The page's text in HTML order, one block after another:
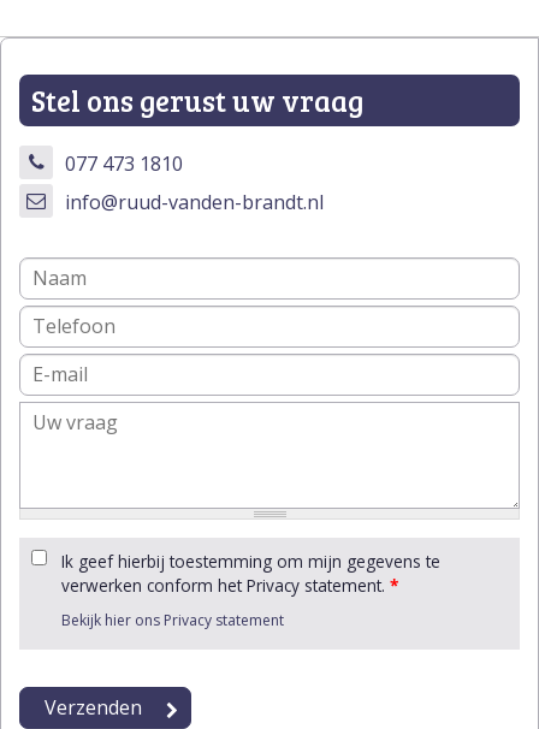
Stel ons gerust uw vraag
077 473 1810
info@ruud-vanden-brandt.nl
Ik geef hierbij toestemming om mijn gegevens te
verwerken conform het Privacy statement. *
Bekijk hier ons Privacy statement